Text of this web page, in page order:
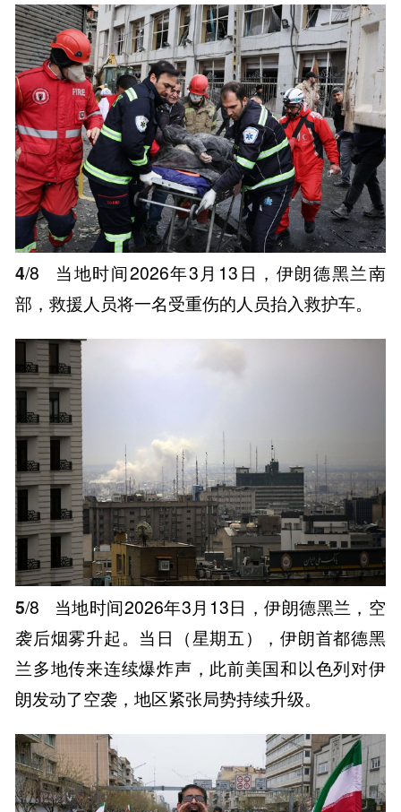
4/8
当地时间2026年3月13日，伊朗德黑兰南
部，救援人员将一名受重伤的人员抬入救护车。
5/8
当地时间2026年3月13日，伊朗德黑兰，空
袭后烟雾升起。当日（星期五），伊朗首都德黑
兰多地传来连续爆炸声，此前美国和以色列对伊
朗发动了空袭，地区紧张局势持续升级。